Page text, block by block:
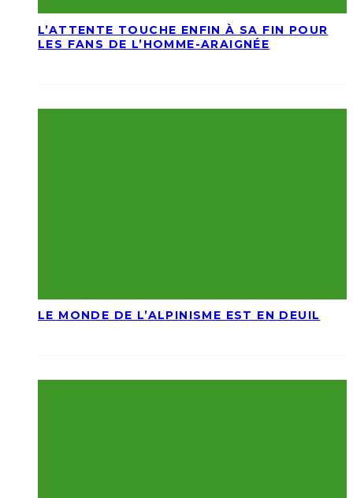
L’ATTENTE TOUCHE ENFIN À SA FIN POUR
LES FANS DE L’HOMME-ARAIGNÉE
LE MONDE DE L’ALPINISME EST EN DEUIL